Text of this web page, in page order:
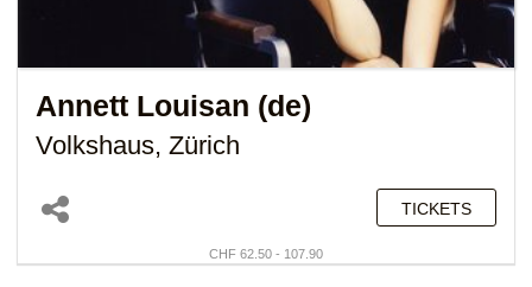
Annett Louisan (de)
Volkshaus, Zürich
TICKETS
CHF 62.50 - 107.90